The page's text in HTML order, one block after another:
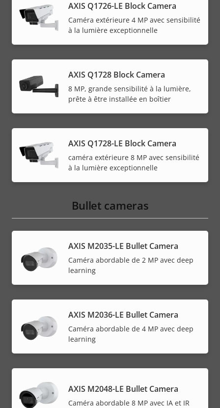
AXIS Q1726-LE Block Camera
Caméra extérieure 4 MP avec sensibilité
à la lumière exceptionnelle
AXIS Q1728 Block Camera
8 MP, grande sensibilité à la lumière,
prête à être installée en boîtier
AXIS Q1728-LE Block Camera
caméra extérieure 8 MP avec sensibilité
à la lumière exceptionnelle
Bullet cameras
AXIS M2035-LE Bullet Camera
Caméra abordable de 2 MP avec deep
learning
AXIS M2036-LE Bullet Camera
Caméra abordable de 4 MP avec deep
learning
AXIS M2048-LE Bullet Camera
Caméra abordable 8 MP avec IA et IR